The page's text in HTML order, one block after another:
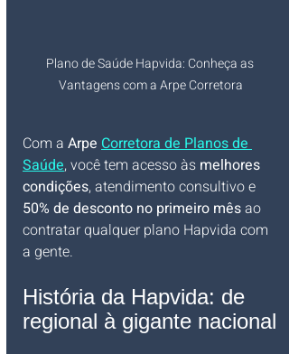
Plano de Saúde Hapvida: Conheça as
Vantagens com a Arpe Corretora
Com a Arpe Corretora de Planos de
Saúde, você tem acesso às melhores
condições, atendimento consultivo e
50% de desconto no primeiro mês ao
contratar qualquer plano Hapvida com
a gente.
História da Hapvida: de
regional à gigante nacional